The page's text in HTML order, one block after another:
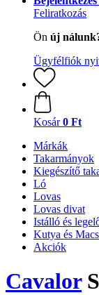
Feliratkozás
Ön új
Ügyfélfiók
Kosár 0 Ft
Márkák
Takarmányok
Kiegészítő
Ló
Lovas
Lovas divat
Istálló és
Kutya és
Akciók
Cavalor